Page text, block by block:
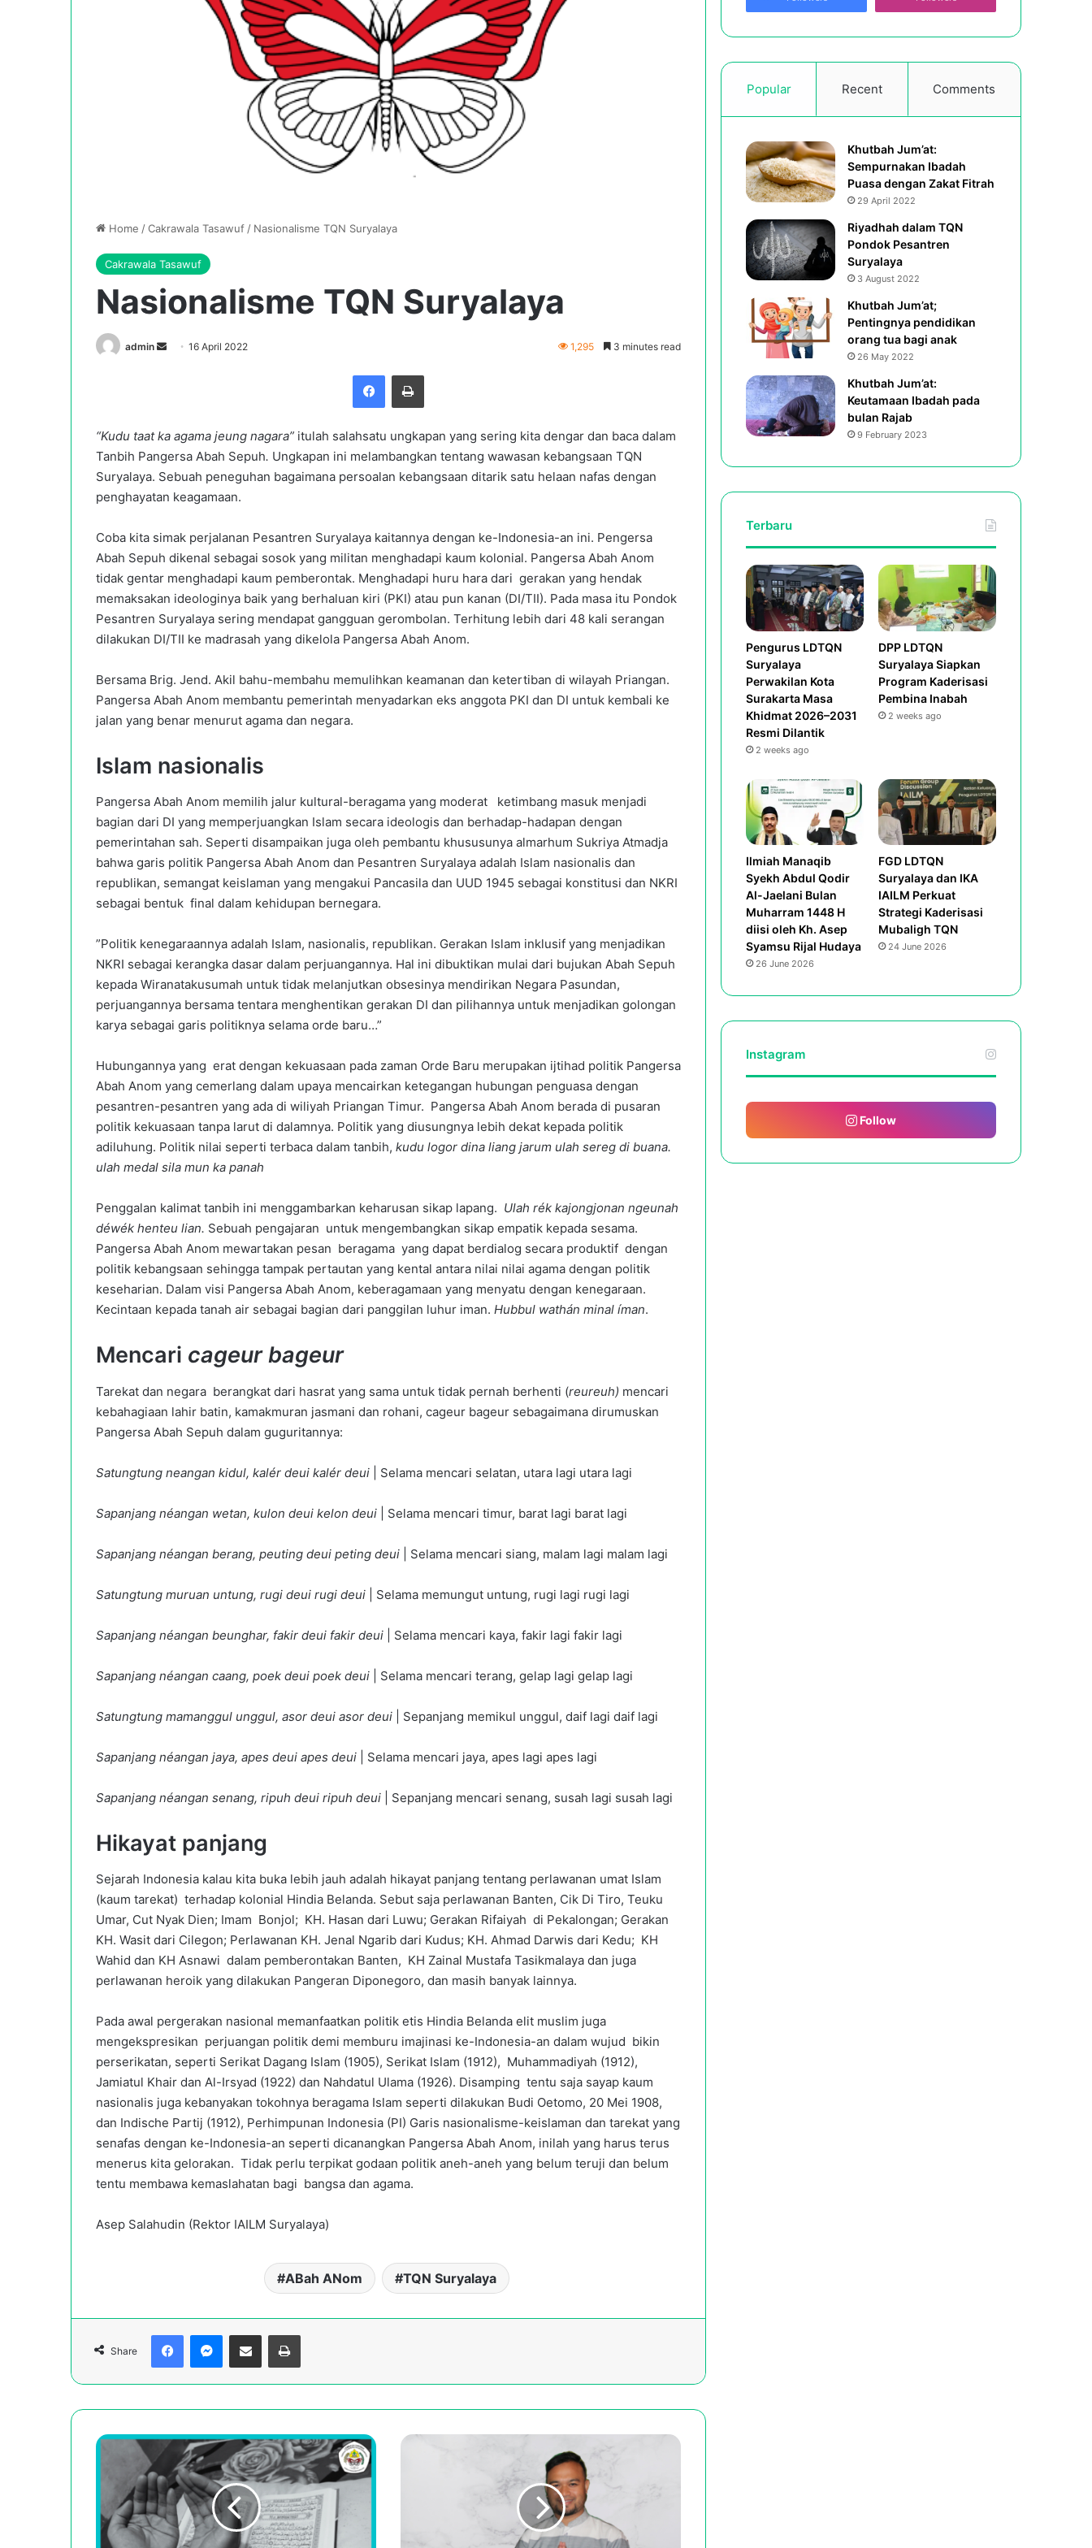
Home /Cakrawala Tasawuf / Nasionalisme TQN Suryalaya
Cakrawala Tasawuf
Nasionalisme TQN Suryalaya
admin
Send16 April 2022 1,295 3 minutes read
FacebookPrint
“Kudu taat ka agama jeung nagara” itulah salahsatu ungkapan yang sering kita dengar dan baca dalam
Tanbih Pangersa Abah Sepuh. Ungkapan ini melambangkan tentang wawasan kebangsaan TQN
Suryalaya. Sebuah peneguhan bagaimana persoalan kebangsaan ditarik satu helaan nafas dengan
penghayatan keagamaan.
Coba kita simak perjalanan Pesantren Suryalaya kaitannya dengan ke-Indonesia-an ini. Pengersa
Abah Sepuh dikenal sebagai sosok yang militan menghadapi kaum kolonial. Pangersa Abah Anom
tidak gentar menghadapi kaum pemberontak. Menghadapi huru hara dari gerakan yang hendak
memaksakan ideologinya baik yang berhaluan kiri (PKI) atau pun kanan (DI/TII). Pada masa itu Pondok
Pesantren Suryalaya sering mendapat gangguan gerombolan. Terhitung lebih dari 48 kali serangan
dilakukan DI/TII ke madrasah yang dikelola Pangersa Abah Anom.
Bersama Brig. Jend. Akil bahu-membahu memulihkan keamanan dan ketertiban di wilayah Priangan.
Pangersa Abah Anom membantu pemerintah menyadarkan eks anggota PKI dan DI untuk kembali ke
jalan yang benar menurut agama dan negara.
Islam nasionalis
Pangersa Abah Anom memilih jalur kultural-beragama yang moderat ketimbang masuk menjadi
bagian dari DI yang memperjuangkan Islam secara ideologis dan berhadap-hadapan dengan
pemerintahan sah. Seperti disampaikan juga oleh pembantu khususunya almarhum Sukriya Atmadja
bahwa garis politik Pangersa Abah Anom dan Pesantren Suryalaya adalah Islam nasionalis dan
republikan, semangat keislaman yang mengakui Pancasila dan UUD 1945 sebagai konstitusi dan NKRI
sebagai bentuk final dalam kehidupan bernegara.
”Politik kenegaraannya adalah Islam, nasionalis, republikan. Gerakan Islam inklusif yang menjadikan
NKRI sebagai kerangka dasar dalam perjuangannya. Hal ini dibuktikan mulai dari bujukan Abah Sepuh
kepada Wiranatakusumah untuk tidak melanjutkan obsesinya mendirikan Negara Pasundan,
perjuangannya bersama tentara menghentikan gerakan DI dan pilihannya untuk menjadikan golongan
karya sebagai garis politiknya selama orde baru…”
Hubungannya yang erat dengan kekuasaan pada zaman Orde Baru merupakan ijtihad politik Pangersa
Abah Anom yang cemerlang dalam upaya mencairkan ketegangan hubungan penguasa dengan
pesantren-pesantren yang ada di wiliyah Priangan Timur. Pangersa Abah Anom berada di pusaran
politik kekuasaan tanpa larut di dalamnya. Politik yang diusungnya lebih dekat kepada politik
adiluhung. Politik nilai seperti terbaca dalam tanbih, kudu logor dina liang jarum ulah sereg di buana.
ulah medal sila mun ka panah
Penggalan kalimat tanbih ini menggambarkan keharusan sikap lapang. Ulah rék kajongjonan ngeunah
déwék henteu lian. Sebuah pengajaran untuk mengembangkan sikap empatik kepada sesama.
Pangersa Abah Anom mewartakan pesan beragama yang dapat berdialog secara produktif dengan
politik kebangsaan sehingga tampak pertautan yang kental antara nilai nilai agama dengan politik
keseharian. Dalam visi Pangersa Abah Anom, keberagamaan yang menyatu dengan kenegaraan.
Kecintaan kepada tanah air sebagai bagian dari panggilan luhur iman. Hubbul wathán minal íman.
Mencari cageur bageur
Tarekat dan negara berangkat dari hasrat yang sama untuk tidak pernah berhenti (reureuh) mencari
kebahagiaan lahir batin, kamakmuran jasmani dan rohani, cageur bageur sebagaimana dirumuskan
Pangersa Abah Sepuh dalam guguritannya:
Satungtung neangan kidul, kalér deui kalér deui | Selama mencari selatan, utara lagi utara lagi
Sapanjang néangan wetan, kulon deui kelon deui | Selama mencari timur, barat lagi barat lagi
Sapanjang néangan berang, peuting deui peting deui | Selama mencari siang, malam lagi malam lagi
Satungtung muruan untung, rugi deui rugi deui | Selama memungut untung, rugi lagi rugi lagi
Sapanjang néangan beunghar, fakir deui fakir deui | Selama mencari kaya, fakir lagi fakir lagi
Sapanjang néangan caang, poek deui poek deui | Selama mencari terang, gelap lagi gelap lagi
Satungtung mamanggul unggul, asor deui asor deui | Sepanjang memikul unggul, daif lagi daif lagi
Sapanjang néangan jaya, apes deui apes deui | Selama mencari jaya, apes lagi apes lagi
Sapanjang néangan senang, ripuh deui ripuh deui | Sepanjang mencari senang, susah lagi susah lagi
Hikayat panjang
Sejarah Indonesia kalau kita buka lebih jauh adalah hikayat panjang tentang perlawanan umat Islam
(kaum tarekat) terhadap kolonial Hindia Belanda. Sebut saja perlawanan Banten, Cik Di Tiro, Teuku
Umar, Cut Nyak Dien; Imam Bonjol; KH. Hasan dari Luwu; Gerakan Rifaiyah di Pekalongan; Gerakan
KH. Wasit dari Cilegon; Perlawanan KH. Jenal Ngarib dari Kudus; KH. Ahmad Darwis dari Kedu; KH
Wahid dan KH Asnawi dalam pemberontakan Banten, KH Zainal Mustafa Tasikmalaya dan juga
perlawanan heroik yang dilakukan Pangeran Diponegoro, dan masih banyak lainnya.
Pada awal pergerakan nasional memanfaatkan politik etis Hindia Belanda elit muslim juga
mengekspresikan perjuangan politik demi memburu imajinasi ke-Indonesia-an dalam wujud bikin
perserikatan, seperti Serikat Dagang Islam (1905), Serikat Islam (1912), Muhammadiyah (1912),
Jamiatul Khair dan Al-Irsyad (1922) dan Nahdatul Ulama (1926). Disamping tentu saja sayap kaum
nasionalis juga kebanyakan tokohnya beragama Islam seperti dilakukan Budi Oetomo, 20 Mei 1908,
dan Indische Partij (1912), Perhimpunan Indonesia (PI) Garis nasionalisme-keislaman dan tarekat yang
senafas dengan ke-Indonesia-an seperti dicanangkan Pangersa Abah Anom, inilah yang harus terus
menerus kita gelorakan. Tidak perlu terpikat godaan politik aneh-aneh yang belum teruji dan belum
tentu membawa kemaslahatan bagi bangsa dan agama.
Asep Salahudin (Rektor IAILM Suryalaya)
ABah ANom TQN Suryalaya
Share
FacebookMessenger
Share via Email Print
Khutbah
Romadhon
momen
peningkatan
kualitas
membaca
Menjadi
Popular Recent Comments
Khutbah Jum’at:
Sempurnakan Ibadah
Puasa dengan Zakat Fitrah
29 April 2022
Riyadhah dalam TQN
Pondok Pesantren
Suryalaya
3 August 2022
Khutbah Jum’at;
Pentingnya pendidikan
orang tua bagi anak
26 May 2022
Khutbah Jum’at:
Keutamaan Ibadah pada
bulan Rajab
9 February 2023
Terbaru
Pengurus LDTQN
Suryalaya
Perwakilan Kota
Surakarta Masa
Khidmat 2026–2031
Resmi Dilantik
2 weeks ago
DPP LDTQN
Suryalaya Siapkan
Program Kaderisasi
Pembina Inabah
2 weeks ago
Ilmiah Manaqib
Syekh Abdul Qodir
Al-Jaelani Bulan
Muharram 1448 H
diisi oleh Kh. Asep
Syamsu Rijal Hudaya
26 June 2026
FGD LDTQN
Suryalaya dan IKA
IAILM Perkuat
Strategi Kaderisasi
Mubaligh TQN
24 June 2026
Instagram
Follow